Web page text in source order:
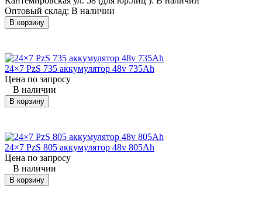
Характеристики:
Напряжение: 48 V;
Емкость: 575 - 625 Ah;
Вариант батарей:
24×5 PzS 575
24×5 PzS 625
Количество элементов: 24;
Технология: Свинцово-
кислотная;
Характеристики:
Вариант батареи:
12×3 PzS 345
12×3 PzS 375
Оптовый склад: В наличии
В корзину
24×7 PzS 735 аккумулятор 48v 735Ah
Цена по запросу
В наличии
В корзину
24×7 PzS 805 аккумулятор 48v 805Ah
Цена по запросу
В наличии
В корзину